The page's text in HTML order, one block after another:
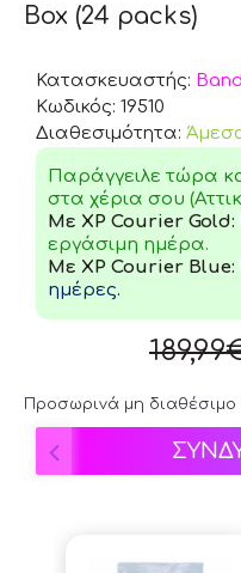
Box (24 packs)
Κατασκευαστής:
Κωδικός: 19510
Διαθεσιμότητα:
Παράγγειλε τώρα
στα χέρια σου
Με XP Courier Gold:
εργάσιμη ημέρα.
Με XP Courier Blue:
ημέρες.
Προσωρινά μη διαθέσιμο